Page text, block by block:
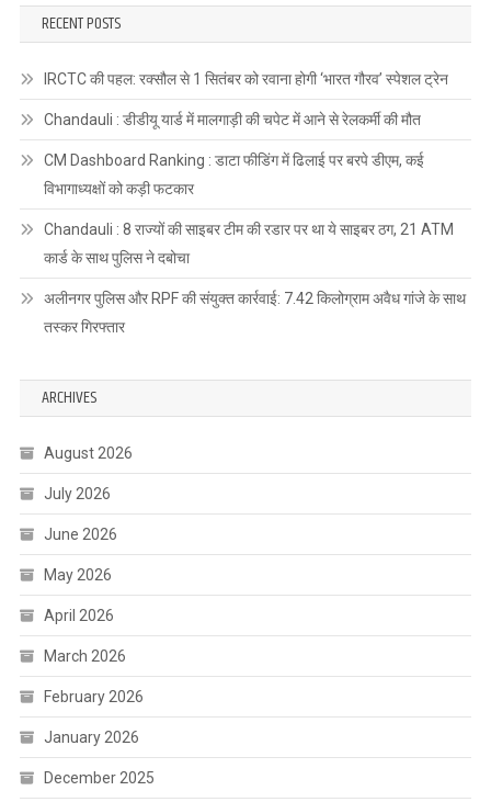
RECENT POSTS
IRCTC की पहल: रक्सौल से 1 सितंबर को रवाना होगी ‘भारत गौरव’ स्पेशल ट्रेन
Chandauli : डीडीयू यार्ड में मालगाड़ी की चपेट में आने से रेलकर्मी की मौत
CM Dashboard Ranking : डाटा फीडिंग में ढिलाई पर बरपे डीएम, कई
विभागाध्यक्षों को कड़ी फटकार
Chandauli : 8 राज्यों की साइबर टीम की रडार पर था ये साइबर ठग, 21 ATM
कार्ड के साथ पुलिस ने दबोचा
अलीनगर पुलिस और RPF की संयुक्त कार्रवाई: 7.42 किलोग्राम अवैध गांजे के साथ
तस्कर गिरफ्तार
ARCHIVES
August 2026
July 2026
June 2026
May 2026
April 2026
March 2026
February 2026
January 2026
December 2025